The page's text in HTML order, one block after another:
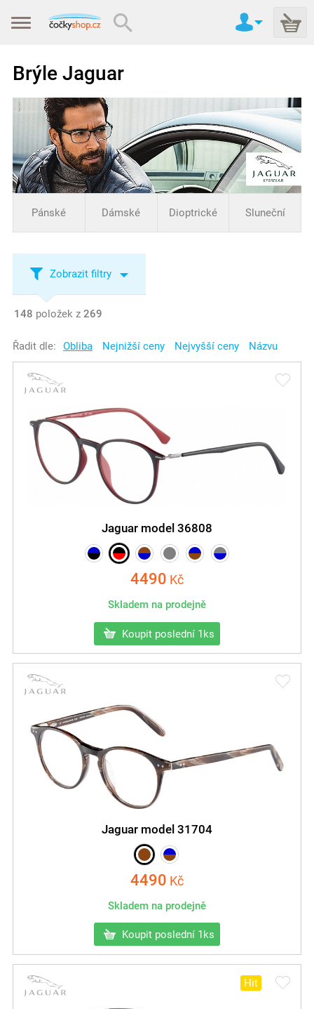
Brýle Jaguar
Pánské Dámské Dioptrické Sluneční
Zobrazit filtry
148 položek z 269
Řadit dle: Obliba Nejnižší ceny Nejvyšší ceny Názvu
Jaguar model 36808
4490 Kč
Skladem na prodejně
Koupit poslední 1ks
Jaguar model 31704
4490 Kč
Skladem na prodejně
Koupit poslední 1ks
Hit